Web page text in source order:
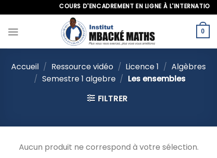
to
content
COURS D'ENCADREMENT EN LIGNE À
0
Accueil / Ressource vidéo / Licence 1 / Algèbres
/ Semestre 1 algebre / Les ensembles
FILTRER
Aucun produit ne correspond à votre sélection.